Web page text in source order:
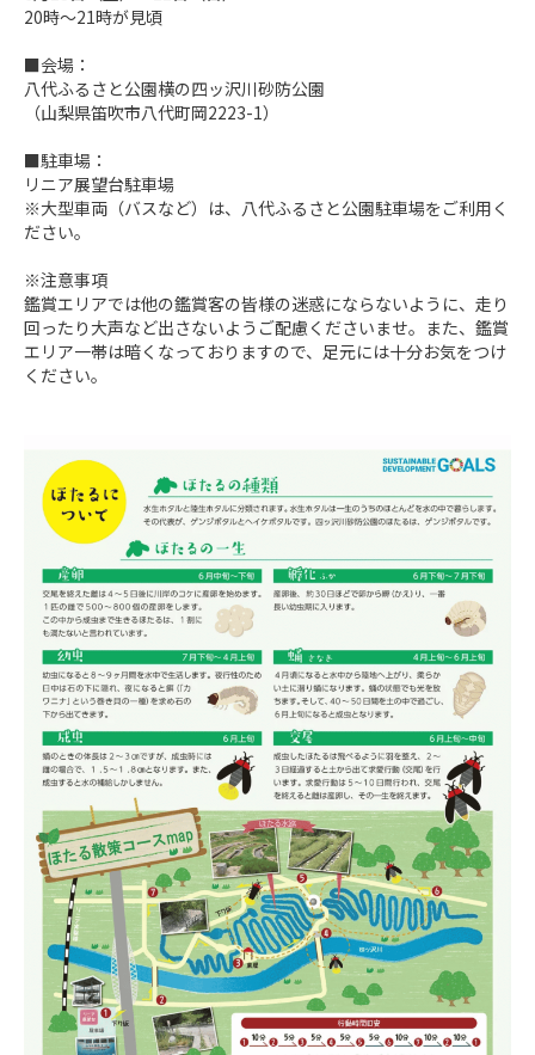
20時～21時が見頃
■会場：
八代ふるさと公園横の四ッ沢川砂防公園
（山梨県笛吹市八代町岡2223-1）
■駐車場：
リニア展望台駐車場
※大型車両（バスなど）は、八代ふるさと公園駐車場をご利用く
ださい。
※注意事項
鑑賞エリアでは他の鑑賞客の皆様の迷惑にならないように、走り
回ったり大声など出さないようご配慮くださいませ。また、鑑賞
エリア一帯は暗くなっておりますので、足元には十分お気をつけ
ください。